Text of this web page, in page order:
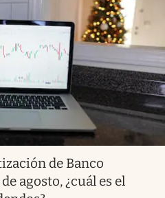
de Banco
agosto, ¿cuál es el